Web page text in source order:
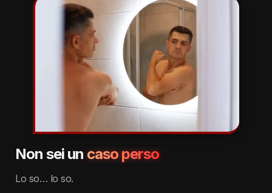
Non sei un caso perso
Lo so… lo so.